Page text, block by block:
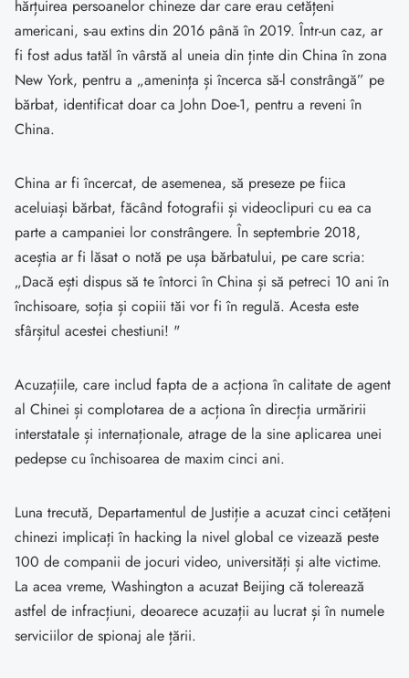
hărțuirea persoanelor chineze dar care erau cetățeni
americani, s-au extins din 2016 până în 2019. Într-un caz, ar
fi fost adus tatăl în vârstă al uneia din ținte din China în zona
New York, pentru a „amenința și încerca să-l constrângă” pe
bărbat, identificat doar ca John Doe-1, pentru a reveni în
China.
China ar fi încercat, de asemenea, să preseze pe fiica
aceluiași bărbat, făcând fotografii și videoclipuri cu ea ca
parte a campaniei lor constrângere. În septembrie 2018,
aceștia ar fi lăsat o notă pe ușa bărbatului, pe care scria:
„Dacă ești dispus să te întorci în China și să petreci 10 ani în
închisoare, soția și copiii tăi vor fi în regulă. Acesta este
sfârșitul acestei chestiuni! "
Acuzațiile, care includ fapta de a acționa în calitate de agent
al Chinei și complotarea de a acționa în direcția urmăririi
interstatale și internaționale, atrage de la sine aplicarea unei
pedepse cu închisoarea de maxim cinci ani.
Luna trecută, Departamentul de Justiție a acuzat cinci cetățeni
chinezi implicați în hacking la nivel global ce vizează peste
100 de companii de jocuri video, universități și alte victime.
La acea vreme, Washington a acuzat Beijing că tolerează
astfel de infracțiuni, deoarece acuzații au lucrat și în numele
serviciilor de spionaj ale țării.